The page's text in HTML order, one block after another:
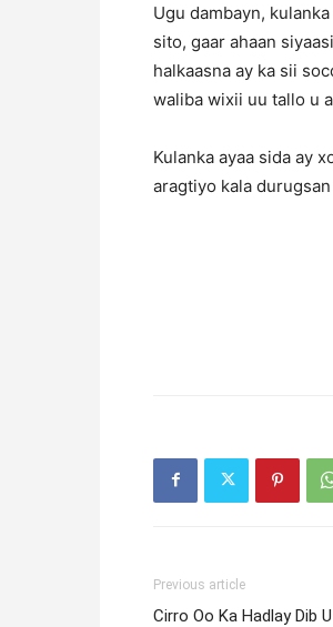
Ugu dambayn,
sito, gaar ahaan
halkaasna ay ka sii
waliba wixii uu tallo u
Kulanka ayaa sida ay
aragtiyo kala
Previous article
Cirro Oo Ka Hadlay Dib